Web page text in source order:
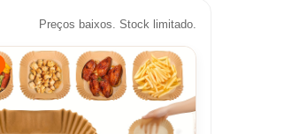
Preços baixos. Stock limitado.